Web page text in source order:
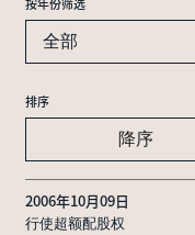
全部
排序
降序
2006年10月09日
行使超额配股权